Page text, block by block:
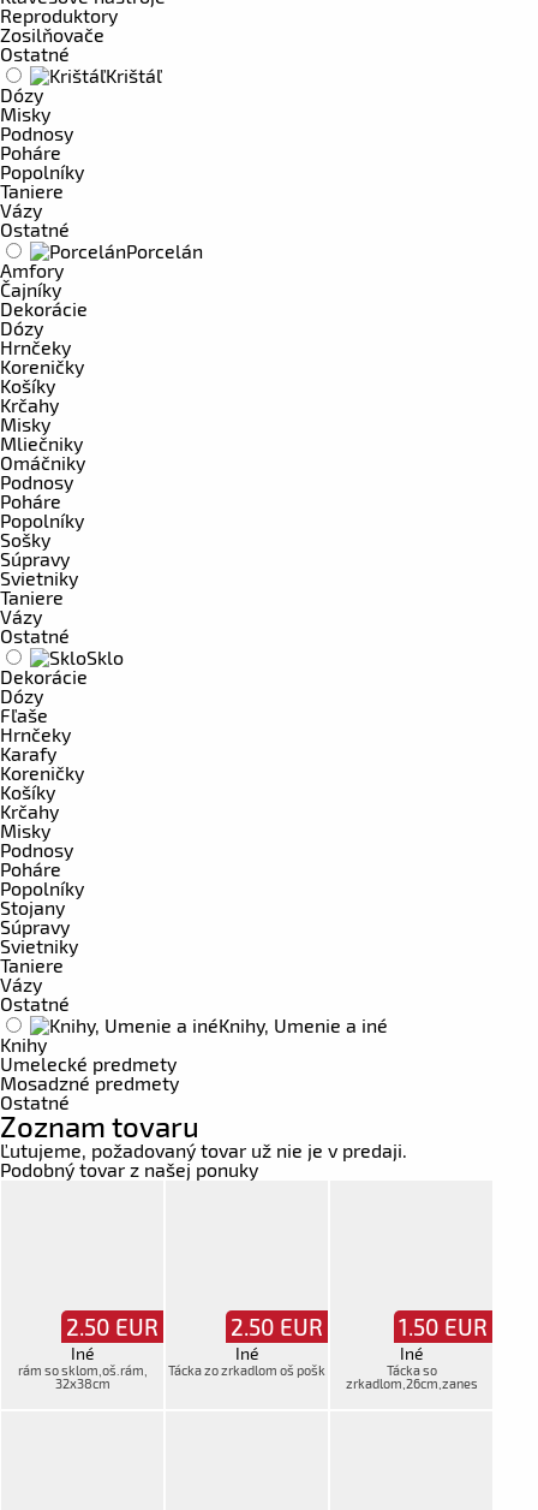
Reproduktory
Zosilňovače
Ostatné
Krištáľ
Dózy
Misky
Podnosy
Poháre
Popolníky
Taniere
Vázy
Ostatné
Porcelán
Amfory
Čajníky
Dekorácie
Dózy
Hrnčeky
Koreničky
Košíky
Krčahy
Misky
Mliečniky
Omáčniky
Podnosy
Poháre
Popolníky
Sošky
Súpravy
Svietniky
Taniere
Vázy
Ostatné
Sklo
Dekorácie
Dózy
Fľaše
Hrnčeky
Karafy
Koreničky
Košíky
Krčahy
Misky
Podnosy
Poháre
Popolníky
Stojany
Súpravy
Svietniky
Taniere
Vázy
Ostatné
Knihy, Umenie a iné
Knihy
Umelecké predmety
Mosadzné predmety
Ostatné
Zoznam tovaru
Ľutujeme, požadovaný tovar už nie je v predaji.
Podobný tovar z našej ponuky
2.50 EUR
Iné
rám so sklom,oš.rám,
32x38cm
2.50 EUR
Iné
Tácka zo zrkadlom oš pošk
1.50 EUR
Iné
Tácka so
zrkadlom,26cm,zanes